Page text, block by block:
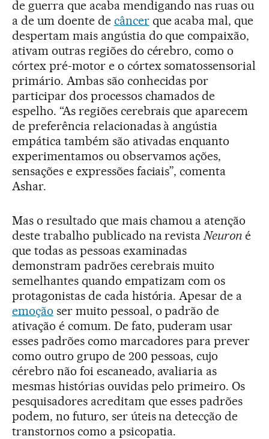
de guerra que acaba mendigando nas ruas ou
a de um doente de câncerque acaba mal, que
despertam mais angústia do que compaixão,
ativam outras regiões do cérebro, como o
córtex pré-motor e o córtex somatossensorial
primário. Ambas são conhecidas por
participar dos processos chamados de
espelho. “As regiões cerebrais que aparecem
de preferência relacionadas à angústia
empática também são ativadas enquanto
experimentamos ou observamos ações,
sensações e expressões faciais”, comenta
Ashar.
Mas o resultado que mais chamou a atenção
deste trabalho publicado na revistaNeuron é
que todas as pessoas examinadas
demonstram padrões cerebrais muito
semelhantes quando empatizam com os
protagonistas de cada história. Apesar de a
emoção ser muito pessoal, o padrão de
ativação é comum. De fato, puderam usar
esses padrões como marcadores para prever
como outro grupo de 200 pessoas, cujo
cérebro não foi escaneado, avaliaria as
mesmas histórias ouvidas pelo primeiro. Os
pesquisadores acreditam que esses padrões
podem, no futuro, ser úteis na detecção de
transtornos como a psicopatia.